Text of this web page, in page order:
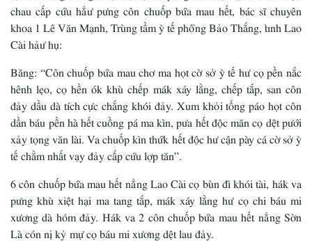
chau cấp cứu hẳư pưng côn chuốp bứa mau hết, bác sĩ chuyên
khoa 1 Lê Văn Mạnh, Trùng tầm ỳ tế phổng Bảo Thắng, tỉnh Lao
Cài hảư hụ:
Băng: “Côn chuốp bứa mau chơ ma họt cờ sở ỳ tế hư cọ pền nắc
hênh lẹo, cọ hền ók khù chếp mák xáy lằng, chếp tắp, san côn
đảy dầu dà tích cực chắng khói đảy. Xum khỏi tống páo họt côn
dần báu pền hà hết cuồng pá ma kìn, pưa hết độc măn cọ dệt pưới
xảy tọng văn lài. Va chuốp kìn thứk hết độc hư cận pày cá cờ sở ỳ
tế chằm nhất vạy đảy cấp cứu lợp tăn”.
6 côn chuốp bứa mau hết nẳng Lao Cài cọ bùn đì khói tài, hák va
pưng khù xiệt hại ma tang tắp, mák xáy lằng hư cọ chi báu mi
xương dà hóm đảy. Hák va 2 côn chuốp bứa mau hết nẳng Sờn
Là cón nị kỷ mự cọ báu mi xương dệt lau đảy.